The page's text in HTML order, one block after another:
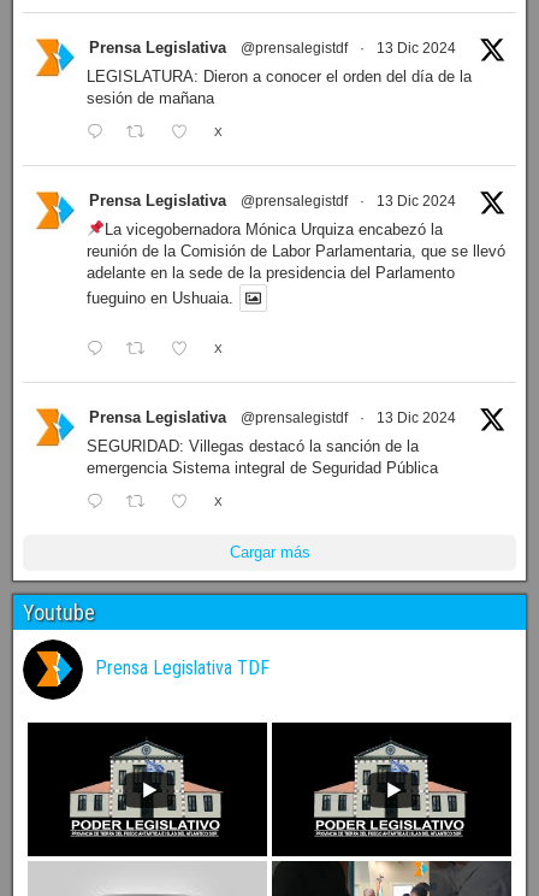
Prensa Legislativa @prensalegistdf · 13 Dic 2024
LEGISLATURA: Dieron a conocer el orden del día de la
sesión de mañana
X
Prensa Legislativa @prensalegistdf · 13 Dic 2024
La vicegobernadora Mónica Urquiza encabezó la
reunión de la Comisión de Labor Parlamentaria, que se llevó
adelante en la sede de la presidencia del Parlamento
fueguino en Ushuaia.
X
Prensa Legislativa @prensalegistdf · 13 Dic 2024
SEGURIDAD: Villegas destacó la sanción de la
emergencia Sistema integral de Seguridad Pública
X
Cargar más
Youtube
Prensa Legislativa TDF